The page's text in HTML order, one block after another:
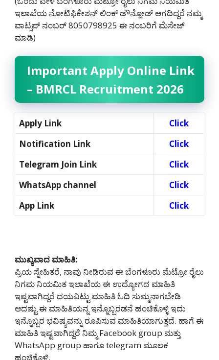
ಇಲಾಖೆಯ ನೋಟಿಫಿಕೇಶನ್ ಲಿಂಕ್ ಡೌನ್ಲೋಡ್ ಆಗದಿದ್ದರೆ ನಮ್ಮ
ವಾಟ್ಸಪ್ ನಂಬರ್ 8050798925‌ ಈ ನಂಬರಿಗೆ ಮೆಸೇಜ್
ಮಾಡಿ)
Important Apply Online Link
– BMRCL Recruitment 2026
Apply Link
Click
Notification Link
Click
Telegram Join Link
Click
WhatsApp channel
Click
App Link
Click
ಮುಖ್ಯವಾದ ಮಾಹಿತಿ:
ಪ್ರಿಯ ಸ್ನೇಹಿತರೆ, ನಾವು ನೀಡಿರುವ ಈ ಬೆಂಗಳೂರು ಮೆಟ್ರೋ ರೈಲು
ನಿಗಮ ನಿಯಮಿತ ಇಲಾಖೆಯ ಈ ಉದ್ಯೋಗದ ಮಾಹಿತಿ
ಇಷ್ಟವಾಗಿದ್ದರೆ ದಯವಿಟ್ಟು ಮಾಹಿತಿ ಓದಿ ಸುಮ್ಮನಾಗಬೇಡಿ
ಆದಷ್ಟು ಈ ಮಾಹಿತಿಯನ್ನ ಇನ್ನೊಬ್ಬರಡನೆ ಹಂಚಿಕೊಳ್ಳಿ ಇದು
ಇನ್ನೊಬ್ಬರ ಭವಿಷ್ಯವನ್ನು ರೂಪಿಸುವ ಮಾಹಿತಿಯಾಗುತ್ತದೆ. ಹಾಗೆ ಈ
ಮಾಹಿತಿ ಇಷ್ಟವಾಗಿದ್ದರೆ ನಿಮ್ಮ Facebook group ಮತ್ತು
WhatsApp group ಹಾಗೂ telegram ಮೂಲಕ
ಹಂಚಿಕೊಳ್ಳಿ.